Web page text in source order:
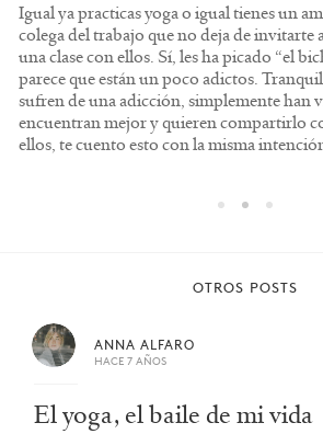
El yoga, el baile de mi vida y la práctica que
mí y mi vida. He experimentado un antes
desde el momento en que empecé a
compartir con este escrito, todo lo que me
aporta a diario. Dejo en este post mi
Igual ya practicas yoga o igual tienes un
colega del trabajo que no deja de invitarte
una clase con ellos. Sí, les ha picado “el
parece que están un poco adictos.
sufren de una adicción, simplemente han
encuentran mejor y quieren compartirlo
ellos, te cuento esto con la misma
Entrevistamos a Irene Alda para
profundidad y que podáis ver todo su
inspire y aporte en vuestro propio proceso
búsqueda del bienestar. Con ella,
mundo del yoga.
OTROS POSTS
ANNA ALFARO
HACE 7 AÑOS
El yoga, el baile de mi vida